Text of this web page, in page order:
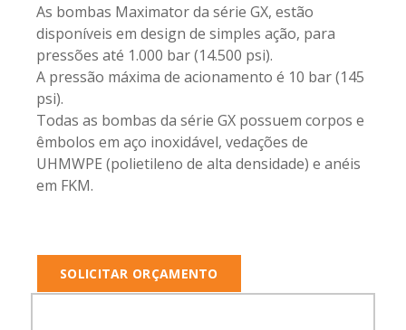
As bombas Maximator da série GX, estão
disponíveis em design de simples ação, para
pressões até 1.000 bar (14.500 psi).
A pressão máxima de acionamento é 10 bar (145
psi).
Todas as bombas da série GX possuem corpos e
êmbolos em aço inoxidável, vedações de
UHMWPE (polietileno de alta densidade) e anéis
em FKM.
SOLICITAR ORÇAMENTO